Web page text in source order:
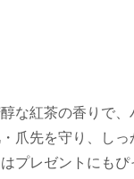
な紅茶の香りで
・爪先を守り、し
プレゼントにもぴ